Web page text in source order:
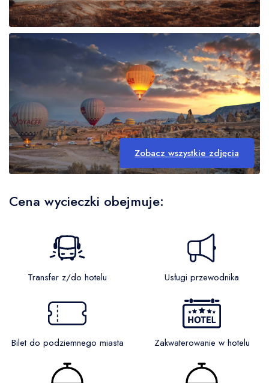
Zobacz wszystkie zdjęcia
Cena wycieczki obejmuje:
Transfer z/do hotelu Usługi przewodnika
Bilet do podziemnego miasta Zakwaterowanie w hotelu